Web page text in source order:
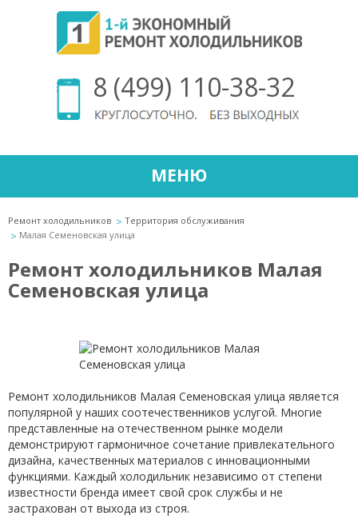
8 (499) 110-38-32
МЕНЮ
Ремонт холодильников
Территория обслуживания
Малая Семеновская улица
Ремонт холодильников Малая
Семеновская улица
Ремонт холодильников Малая Семеновская улица является
популярной у наших соотечественников услугой. Многие
представленные на отечественном рынке модели
демонстрируют гармоничное сочетание привлекательного
дизайна, качественных материалов с инновационными
функциями. Каждый холодильник независимо от степени
известности бренда имеет свой срок службы и не
застрахован от выхода из строя.